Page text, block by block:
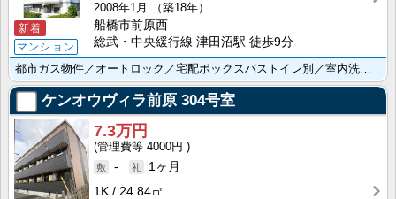
新着
マンション
2008年1月
（築18年）
船橋市前原西
総武・中央緩行線 津田沼駅 徒歩9分
都市ガス物件／オートロック／宅配ボックスバストイレ別／室内洗濯機置場／エレベーターあり
ケンオウヴィラ前原 304号室
7.3万円
4000円
-
1ヶ月
1K
24.84㎡